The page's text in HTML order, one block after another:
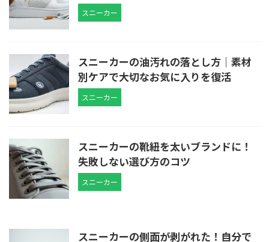
スニーカー
スニーカーの油汚れの落とし方｜素材
別ケアで大切なお気に入りを復活
スニーカー
スニーカーの靴紐を太いブランドに！
失敗しない選び方のコツ
スニーカー
スニーカーの側面が剥がれた！自分で